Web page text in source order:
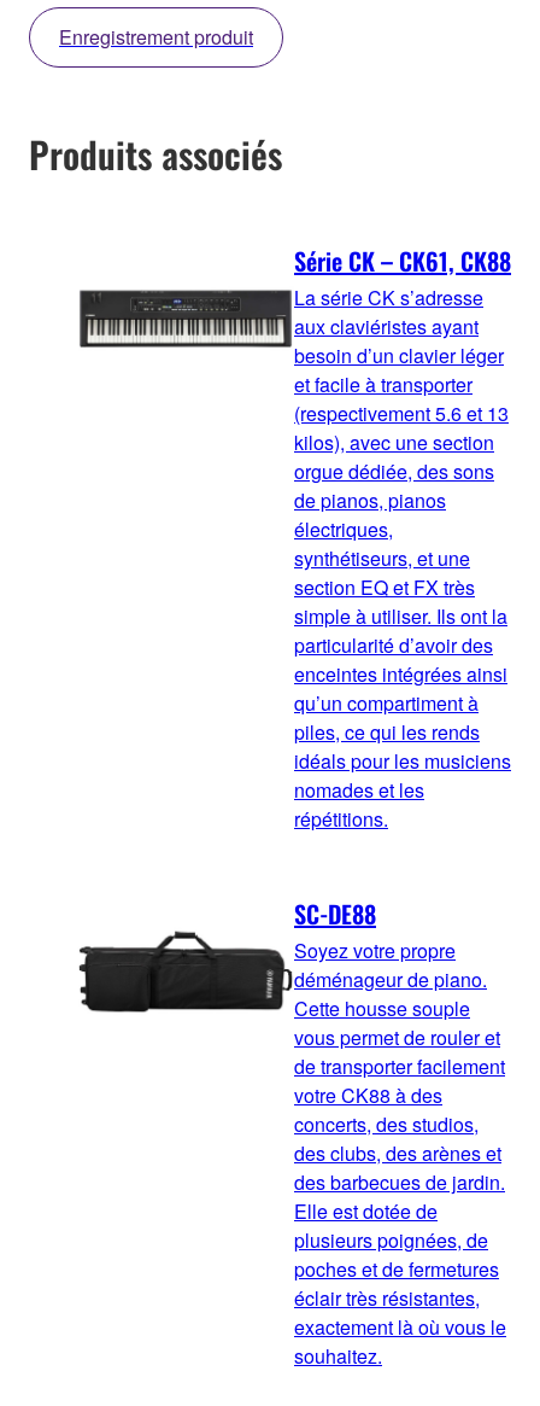
Enregistrement produit
Produits associés
Série CK – CK61, CK88
La série CK s’adresse
aux claviéristes ayant
besoin d’un clavier léger
et facile à transporter
(respectivement 5.6 et 13
kilos), avec une section
orgue dédiée, des sons
de pianos, pianos
électriques,
synthétiseurs, et une
section EQ et FX très
simple à utiliser. Ils ont la
particularité d’avoir des
enceintes intégrées ainsi
qu’un compartiment à
piles, ce qui les rends
idéals pour les musiciens
nomades et les
répétitions.
SC-DE88
Soyez votre propre
déménageur de piano.
Cette housse souple
vous permet de rouler et
de transporter facilement
votre CK88 à des
concerts, des studios,
des clubs, des arènes et
des barbecues de jardin.
Elle est dotée de
plusieurs poignées, de
poches et de fermetures
éclair très résistantes,
exactement là où vous le
souhaitez.